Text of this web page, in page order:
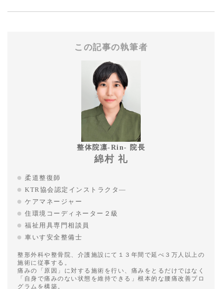
この記事の執筆者
整体院凛-Rin- 院長
綿村 礼
柔道整復師
KTR協会認定インストラクタ―
ケアマネージャー
住環境コーディネーター２級
福祉用具専門相談員
車いす安全整備士
整形外科や整骨院、介護施設にて１３年間で延べ３万人以上の
施術に従事する。
痛みの「原因」に対する施術を行い、痛みをとるだけではなく
「自身で痛みのない状態を維持できる」根本的な腰痛改善プロ
グラムを構築。